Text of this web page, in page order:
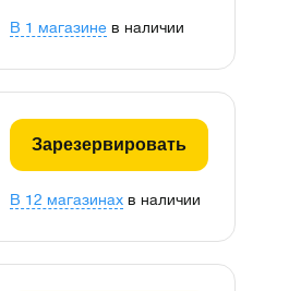
В 1 магазине в наличии
Зарезервировать
В 12 магазинах в наличии